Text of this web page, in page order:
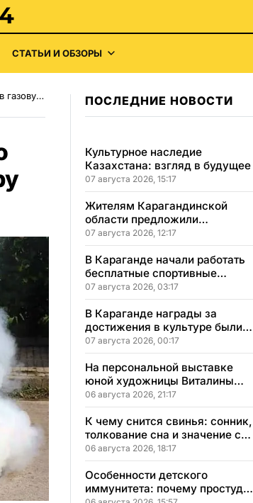
СТАТЬИ И ОБЗОРЫ
камеру ПОСЛЕДНИЕ НОВОСТИ
Культурное наследие
Казахстана: взгляд в будущее
07 августа 2026, 15:17
Жителям Карагандинской
области предложили
бесплатное обучение с
гарантией трудоустройства
07 августа 2026, 12:17
В Караганде начали работать
бесплатные спортивные
секции для детей с
инвалидностью
07 августа 2026, 03:17
В Караганде награды за
достижения в культуре были
вручены 5 лауреатам
07 августа 2026, 00:17
На персональной выставке
юной художницы Виталины
представлено 156 работ
06 августа 2026, 21:17
К чему снится свинья: сонник,
толкование сна и значение сна
для вашей жизни
06 августа 2026, 18:17
Особенности детского
иммунитета: почему простуды